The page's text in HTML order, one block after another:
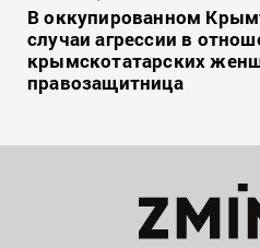
В оккупированном
случаи агрессии в
крымскотатарских
правозащитница